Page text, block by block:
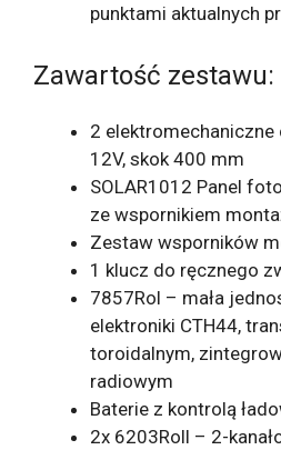
punktami aktualnych
Zawartość zestawu:
2
12V, skok 400 mm
SOLAR1012 Panel
ze wspornikiem
Zestaw wsporników
1 klucz do ręcznego
7857Rol – mała
elektroniki CTH44,
toroidalnym,
radiowym
Baterie z kontrolą
2x 6203Roll – 2-